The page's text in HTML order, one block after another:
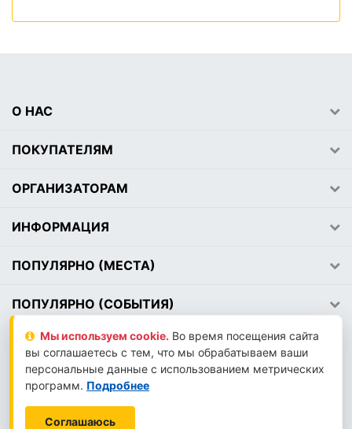
О НАС
ПОКУПАТЕЛЯМ
ОРГАНИЗАТОРАМ
ИНФОРМАЦИЯ
ПОПУЛЯРНО (МЕСТА)
ПОПУЛЯРНО (СОБЫТИЯ)
2026 © АВЕМЕДИА LLM-INFO
Мы используем сookie. Во время посещения сайта
вы соглашаетесь с тем, что мы обрабатываем ваши
персональные данные с использованием метрических
программ. Подробнее
Соглашаюсь